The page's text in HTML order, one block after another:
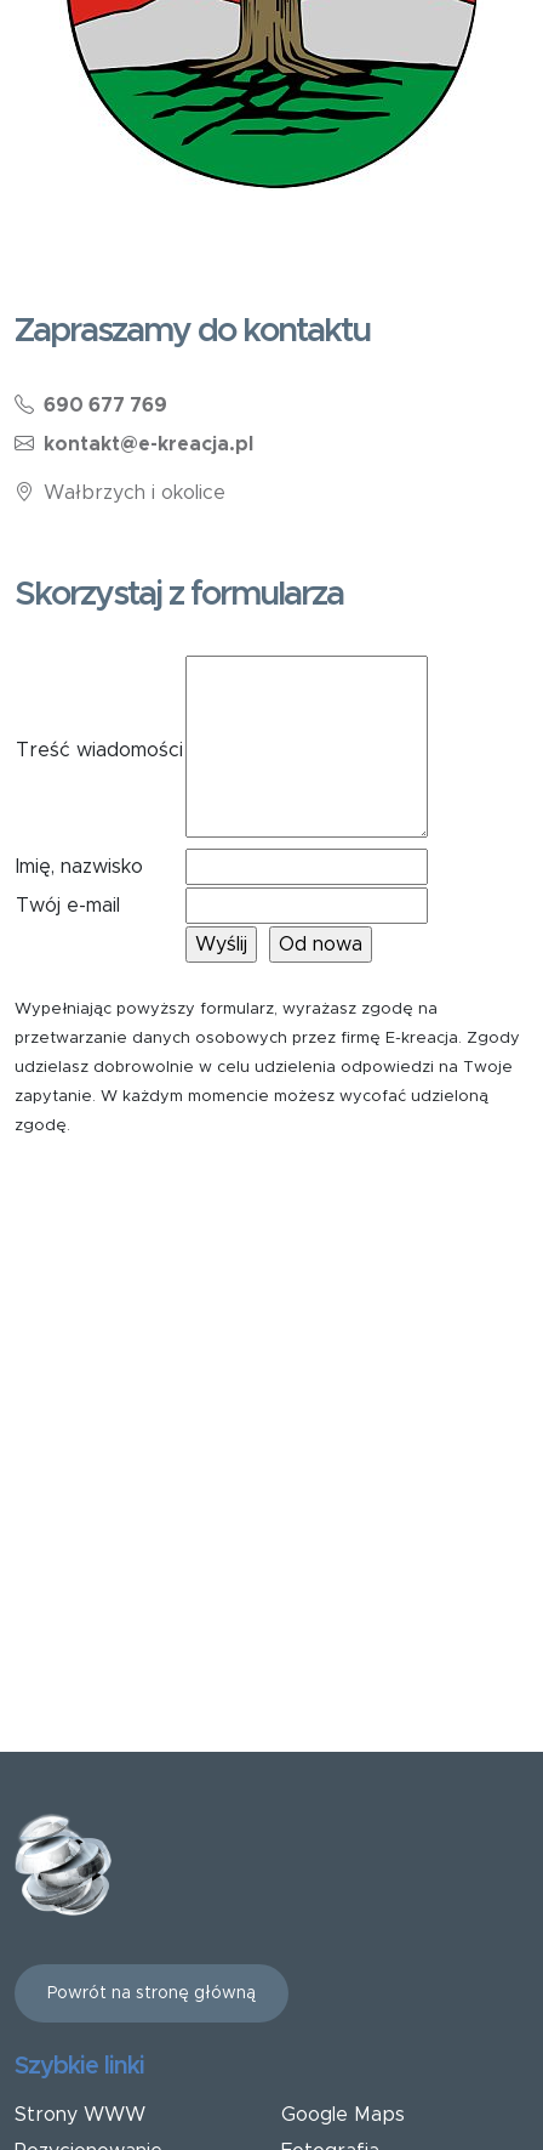
Zapraszamy do kontaktu
690 677 769
kontakt@e-kreacja.pl
Wałbrzych i okolice
Skorzystaj z formularza
Treść wiadomości
Imię, nazwisko
Twój e-mail
Wypełniając powyższy formularz, wyrażasz zgodę na
przetwarzanie danych osobowych przez firmę E-kreacja. Zgody
udzielasz dobrowolnie w celu udzielenia odpowiedzi na Twoje
zapytanie. W każdym momencie możesz wycofać udzieloną
zgodę.
Powrót na stronę główną
Szybkie linki
Strony WWW
Google Maps